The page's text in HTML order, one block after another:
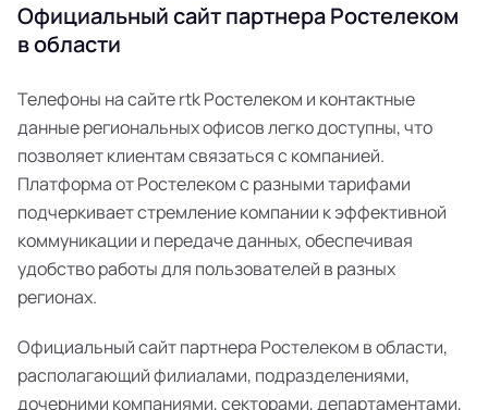
Официальный сайт партнера Ростелеком
в области
Телефоны на сайте rtk Ростелеком и контактные
данные региональных офисов легко доступны, что
позволяет клиентам связаться с компанией.
Платформа от Ростелеком с разными тарифами
подчеркивает стремление компании к эффективной
коммуникации и передаче данных, обеспечивая
удобство работы для пользователей в разных
регионах.
Официальный сайт партнера Ростелеком в области,
располагающий филиалами, подразделениями,
дочерними компаниями, секторами, департаментами,